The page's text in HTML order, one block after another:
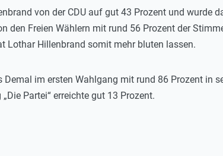
von der CDU auf gut 43 Prozent und wurde
den Freien Wählern mit rund 56 Prozent der
Lothar Hillenbrand somit mehr bluten lassen.
Demal im ersten Wahlgang mit rund 86 Prozent in
Partei“ erreichte gut 13 Prozent.